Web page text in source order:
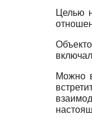
Целью
Можно